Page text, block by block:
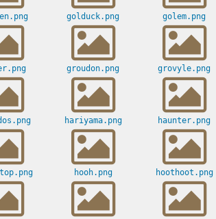
golduck.png golem.png
groudon.png grovyle.png
hariyama.png haunter.png
hooh.png hoothoot.png